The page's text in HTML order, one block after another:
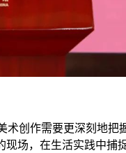
创作需要更深刻地
场，在生活实践中